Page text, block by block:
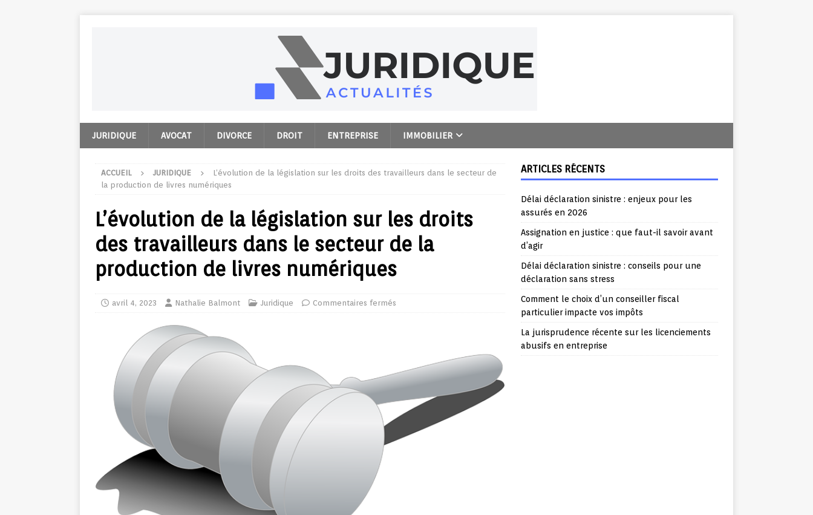
JURIDIQUE AVOCAT DIVORCE DROIT ENTREPRISE IMMOBILIER
ACCUEIL JURIDIQUE
L’évolution de la législation sur les droits des travailleurs dans le secteur de
la production de livres numériques
L’évolution de la législation sur les droits
des travailleurs dans le secteur de la
production de livres numériques
avril 4, 2023 Nathalie Balmont Juridique Commentaires fermés
ARTICLES RÉCENTS
Délai déclaration sinistre : enjeux pour les
assurés en 2026
Assignation en justice : que faut-il savoir avant
d’agir
Délai déclaration sinistre : conseils pour une
déclaration sans stress
Comment le choix d’un conseiller fiscal
particulier impacte vos impôts
La jurisprudence récente sur les licenciements
abusifs en entreprise